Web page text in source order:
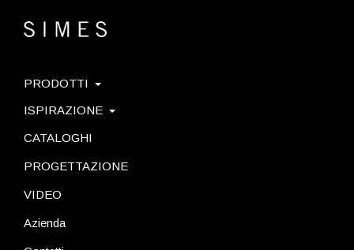
PRODOTTI
ISPIRAZIONE
CATALOGHI
PROGETTAZIONE
VIDEO
Azienda